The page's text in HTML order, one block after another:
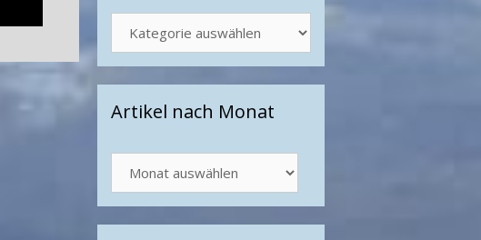
Artikel nach Monat
nach
Monat